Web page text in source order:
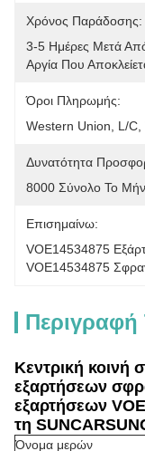
Χρόνος Παράδοσης:
3-5 Ημέρες Μετά
Αργία Που
Όροι Πληρωμής:
Western Union, L/C,
Δυνατότητα
8000 Σύνολο Το
Επισημαίνω:
VOE14534875
VOE14534875
Περιγραφή
Κεντρική κοινή
εξαρτήσεων
εξαρτήσεων
τη
Όνομα μερών